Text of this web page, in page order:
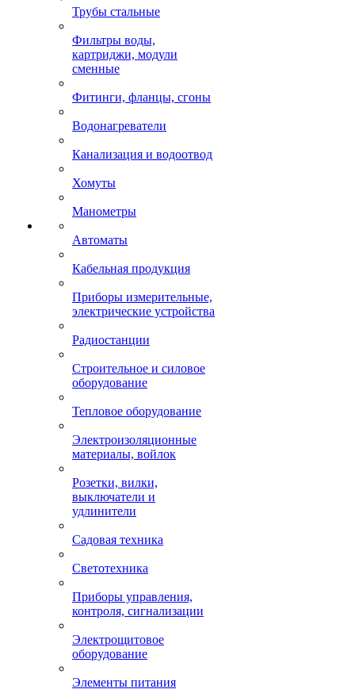
Трубы стальные
Фильтры воды,
картриджи, модули
сменные
Фитинги, фланцы, сгоны
Водонагреватели
Канализация и водоотвод
Хомуты
Манометры
Автоматы
Кабельная продукция
Приборы измерительные,
электрические устройства
Радиостанции
Строительное и силовое
оборудование
Тепловое оборудование
Электроизоляционные
материалы, войлок
Розетки, вилки,
выключатели и
удлинители
Садовая техника
Светотехника
Приборы управления,
контроля, сигнализации
Электрощитовое
оборудование
Элементы питания